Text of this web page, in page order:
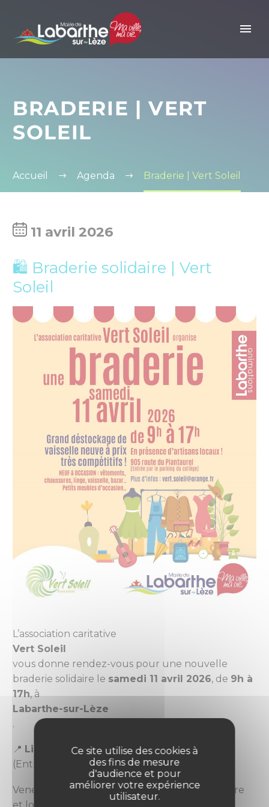
BRADERIE | VERT
SOLEIL
Accueil Agenda Braderie | Vert Soleil
11 avril 2026
🛍️ Braderie solidaire | Vert
Soleil
L’association caritative
Vert Soleil
vous donne rendez-vous pour une nouvelle
braderie solidaire le samedi 11 avril 2026, de 9h à
17h, à
Labarthe-sur-Lèze
.
📍 Lieu :
905 route du Plantaurel
(Entrée par le parking du collège)
Venez nombreux soutenir une initiative solidaire
Ce site utilise des cookies à
des fins de mesure
d'audience et pour
améliorer votre expérience
utilisateur.